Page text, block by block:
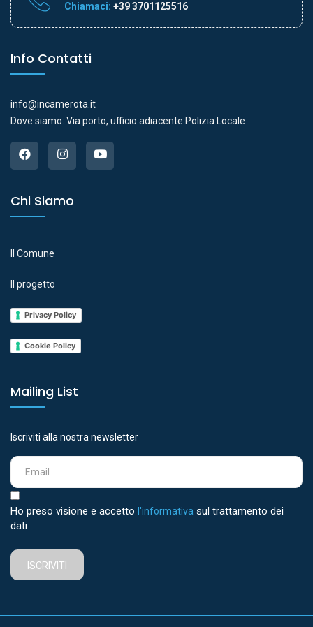
Chiamaci: +39 3701125516
Info Contatti
info@incamerota.it
Dove siamo: Via porto, ufficio adiacente Polizia Locale
Chi Siamo
Il Comune
Il progetto
Privacy Policy
Cookie Policy
Mailing List
Iscriviti alla nostra newsletter
Ho preso visione e accetto l'informativa sul trattamento dei
dati
ISCRIVITI